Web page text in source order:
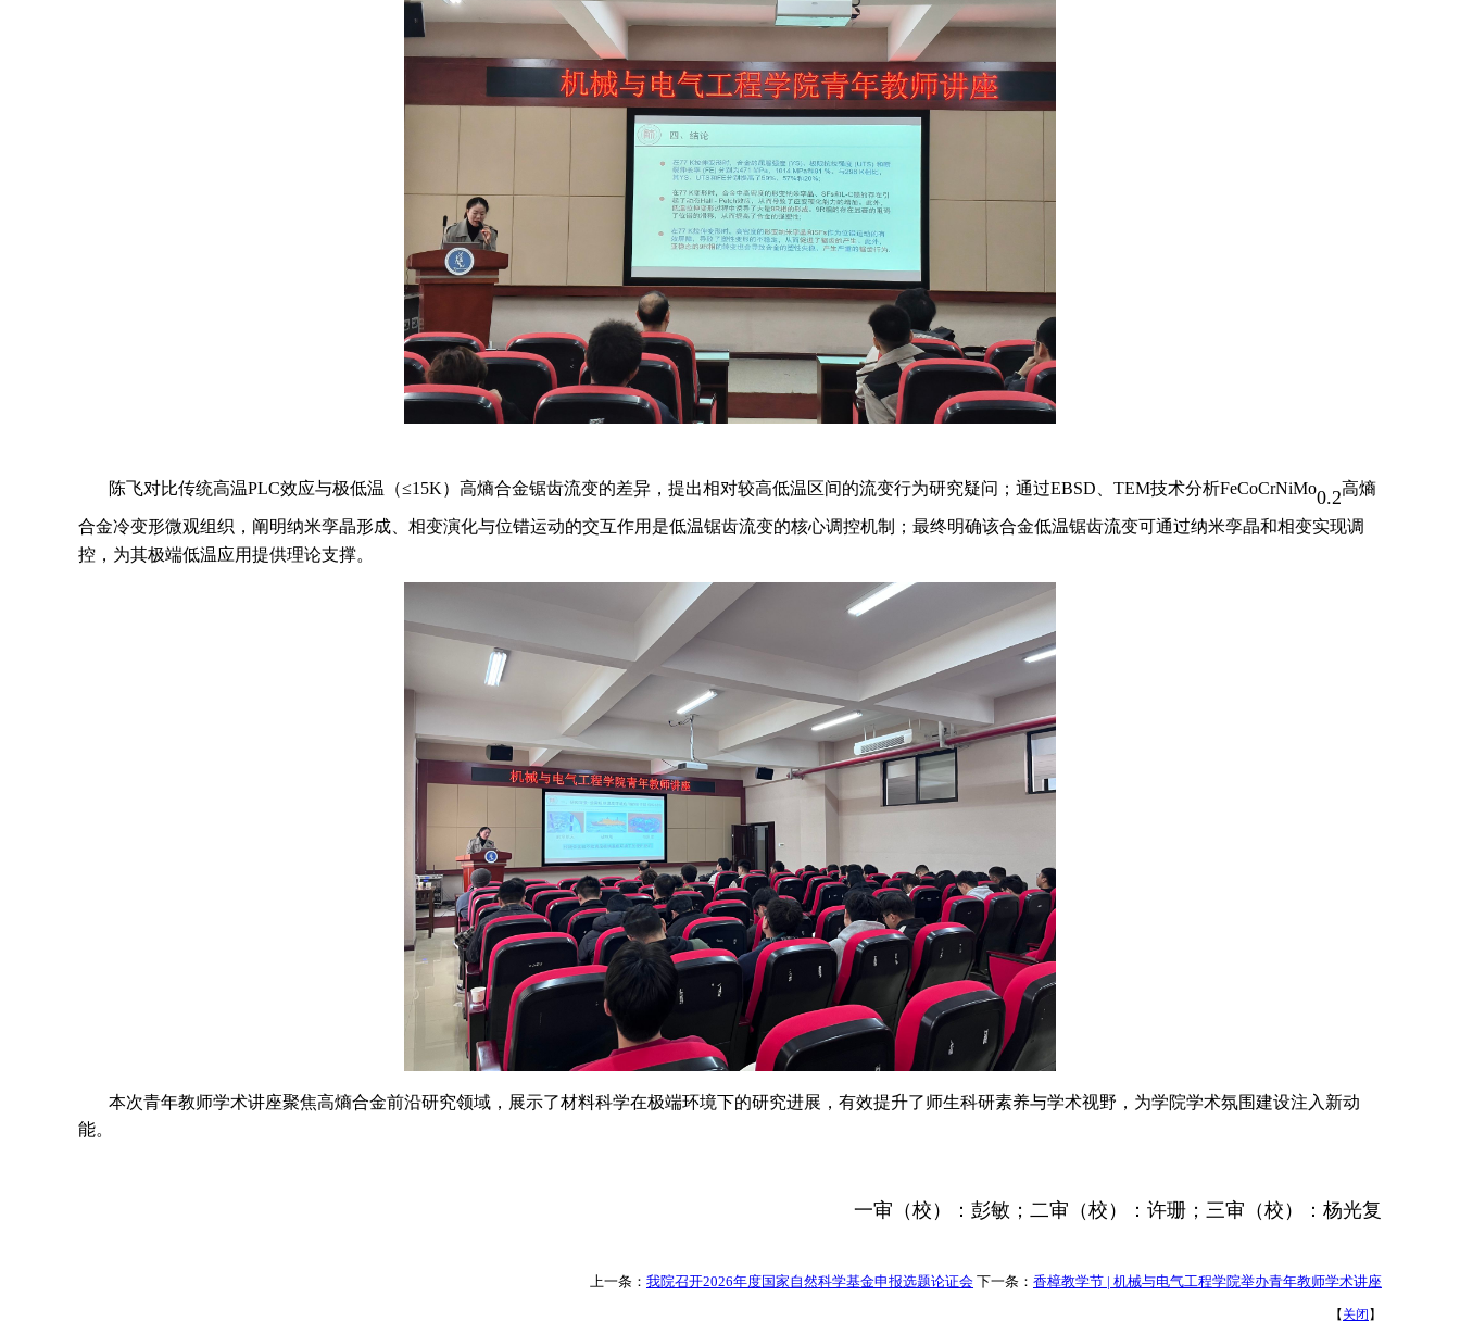
陈飞对比传统高温PLC效应与极低温（≤15K）高熵合金锯齿流变的差异，提出相对较高低温区间的流变行为研究疑问；通过EBSD、TEM技术分析FeCoCrNiMo0.2高熵
合金冷变形微观组织，阐明纳米孪晶形成、相变演化与位错运动的交互作用是低温锯齿流变的核心调控机制；最终明确该合金低温锯齿流变可通过纳米孪晶和相变实现调
控，为其极端低温应用提供理论支撑。
本次青年教师学术讲座聚焦高熵合金前沿研究领域，展示了材料科学在极端环境下的研究进展，有效提升了师生科研素养与学术视野，为学院学术氛围建设注入新动
能。
一审（校）：彭敏；二审（校）：许珊；三审（校）：杨光复
上一条： 我院召开2026年度国家自然科学基金申报选题论证会 下一条： 香樟教学节 | 机械与电气工程学院举办青年教师学术讲座
【关闭】